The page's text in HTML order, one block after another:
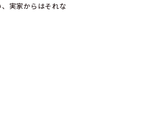
実家からはそれな